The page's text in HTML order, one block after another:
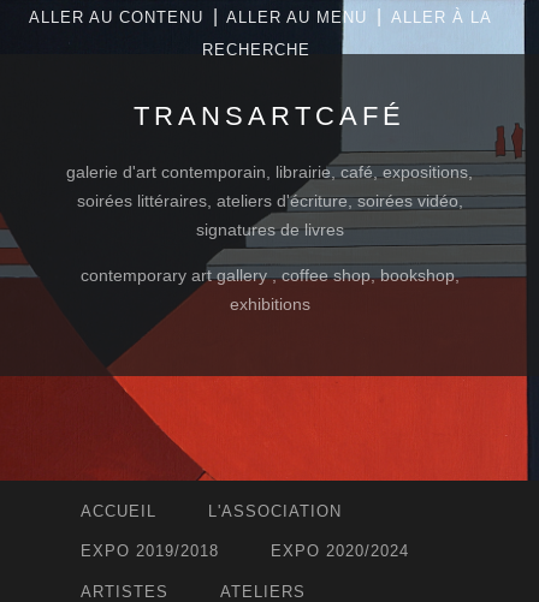
ALLER AU CONTENU ALLER AU MENU
ALLER À LA
RECHERCHE
TRANSARTCAFÉ
galerie d'art contemporain, librairie, café, expositions,
soirées littéraires, ateliers d'écriture, soirées vidéo,
signatures de livres
contemporary art gallery , coffee shop, bookshop,
exhibitions
ACCUEIL L'ASSOCIATION
EXPO 2019/2018 EXPO 2020/2024
ARTISTES ATELIERS